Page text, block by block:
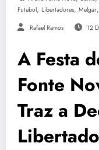
Futebol, Libertadores, Melgar,
Rafael Ramos 12
A Festa
Fonte
Traz a